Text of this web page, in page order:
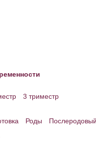
3 триместр
Роды